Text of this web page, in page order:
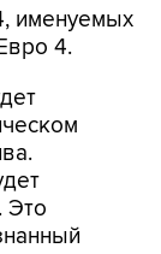
именуемых
4.
Это